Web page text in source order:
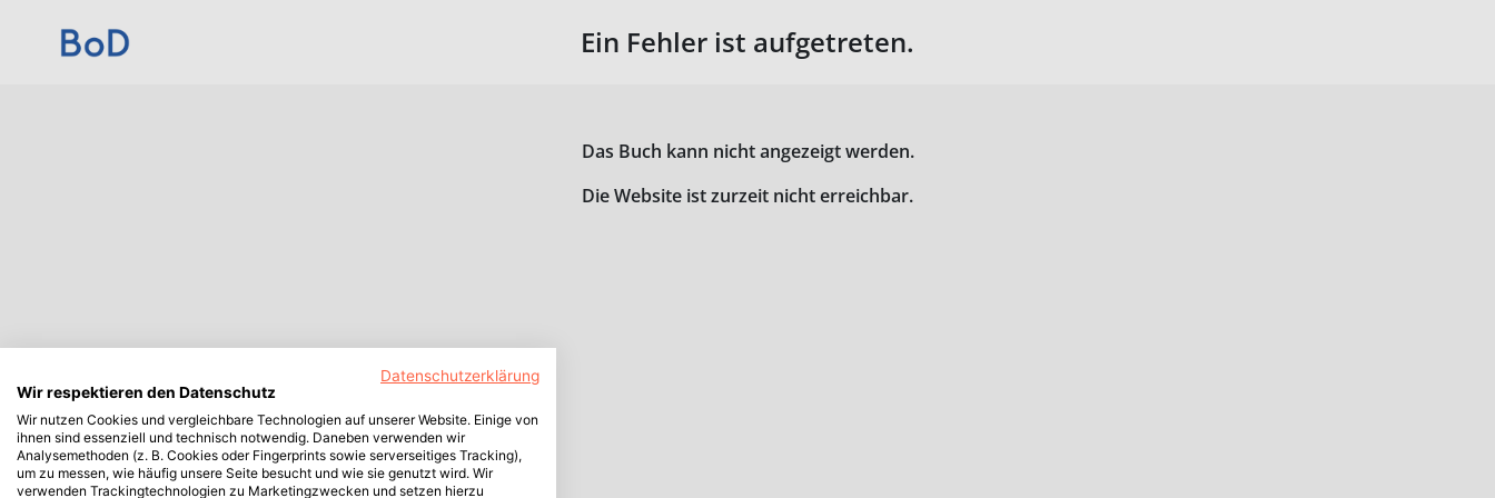
Ein Fehler ist aufgetreten.
Das Buch kann nicht angezeigt werden.
Die Website ist zurzeit nicht erreichbar.
Datenschutzerklärung
Wir respektieren den Datenschutz
Wir nutzen Cookies und vergleichbare Technologien auf unserer Website. Einige von
ihnen sind essenziell und technisch notwendig. Daneben verwenden wir
Analysemethoden (z. B. Cookies oder Fingerprints sowie serverseitiges Tracking),
um zu messen, wie häufig unsere Seite besucht und wie sie genutzt wird. Wir
verwenden Trackingtechnologien zu Marketingzwecken und setzen hierzu